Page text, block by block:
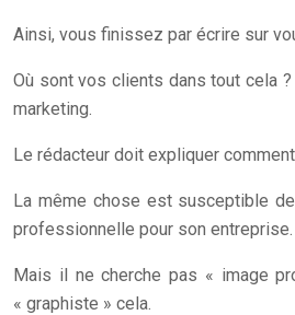
Ainsi, vous finissez par écrire sur
Où sont vos clients dans tout cela
marketing.
Le rédacteur doit expliquer
La même chose est susceptible
professionnelle pour son entreprise.
Mais il ne cherche pas « image
« graphiste » cela.